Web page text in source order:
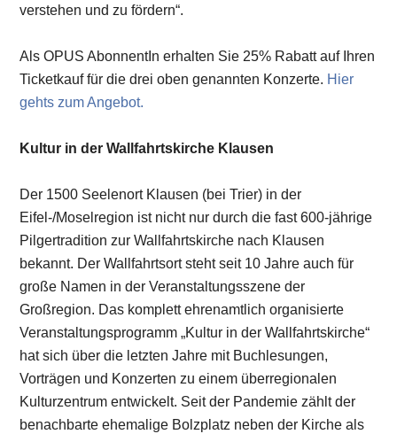
verstehen und zu fördern“.
Als OPUS AbonnentIn erhalten Sie 25% Rabatt auf Ihren
Ticketkauf für die drei oben genannten Konzerte. Hier
gehts zum Angebot.
Kultur in der Wallfahrtskirche Klausen
Der 1500 Seelenort Klausen (bei Trier) in der
Eifel-/Moselregion ist nicht nur durch die fast 600-jährige
Pilgertradition zur Wallfahrtskirche nach Klausen
bekannt. Der Wallfahrtsort steht seit 10 Jahre auch für
große Namen in der Veranstaltungsszene der
Großregion. Das komplett ehrenamtlich organisierte
Veranstaltungsprogramm „Kultur in der Wallfahrtskirche“
hat sich über die letzten Jahre mit Buchlesungen,
Vorträgen und Konzerten zu einem überregionalen
Kulturzentrum entwickelt. Seit der Pandemie zählt der
benachbarte ehemalige Bolzplatz neben der Kirche als